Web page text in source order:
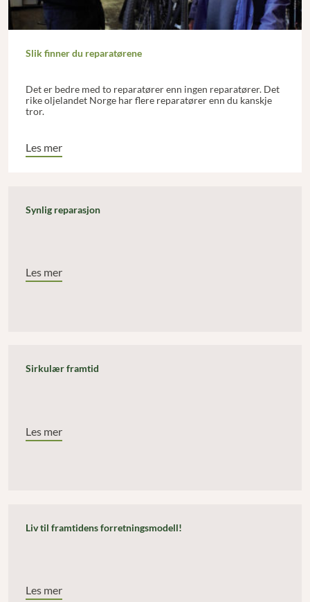
Slik finner du reparatørene
Det er bedre med to reparatører enn ingen reparatører. Det
rike oljelandet Norge har flere reparatører enn du kanskje
tror.
Les mer
Synlig reparasjon
Les mer
Sirkulær framtid
Les mer
Liv til framtidens forretningsmodell!
Les mer